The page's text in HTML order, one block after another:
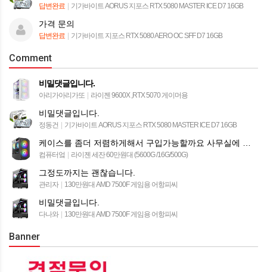
답변완료 기가바이트 AORUS 지포스 RTX 5080 MASTER ICE D7 16GB
가격 문의
답변완료 기가바이트 지포스 RTX 5080 AERO OC SFF D7 16GB
Comment
비밀댓글입니다.
아리가아리가또 라이젠 9600X ,RTX 5070 게이머용
비밀댓글입니다.
정동건 기가바이트 AORUS 지포스 RTX 5080 MASTER ICE D7 16GB
컴퓨터엌 라이젠 세잔 60만원대 (5600G /16G/500G)
그정도까지는 괜찮습니다.
관리자 130만원대 AMD 7500F 게임용 어항피씨
비밀댓글입니다.
다나와 130만원대 AMD 7500F 게임용 어항피씨
Banner